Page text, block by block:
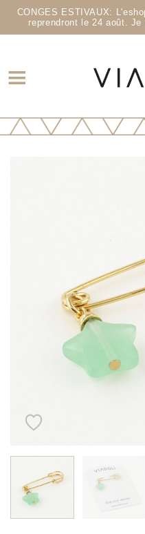
CONGES ESTIVAUX:
reprendront le 24 août.